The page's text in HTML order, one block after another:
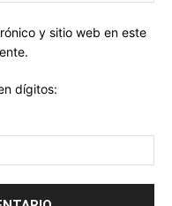
y sitio web en este
dígitos: